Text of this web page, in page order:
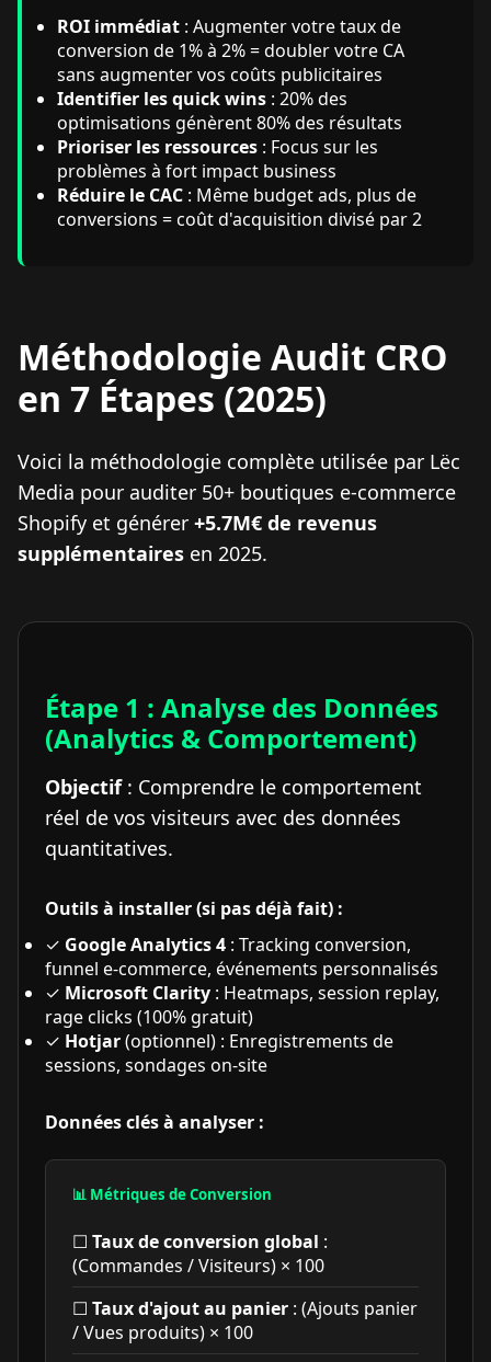
ROI immédiat : Augmenter votre taux de
conversion de 1% à 2% = doubler votre CA
sans augmenter vos coûts publicitaires
Identifier les quick wins : 20% des
optimisations génèrent 80% des résultats
Prioriser les ressources : Focus sur les
problèmes à fort impact business
Réduire le CAC : Même budget ads, plus de
conversions = coût d'acquisition divisé par 2
Méthodologie Audit CRO
en 7 Étapes (2025)
Voici la méthodologie complète utilisée par Lëc
Media pour auditer 50+ boutiques e-commerce
Shopify et générer +5.7M€ de revenus
supplémentaires en 2025.
Étape 1 : Analyse des Données
(Analytics & Comportement)
Objectif: Comprendre le comportement
réel de vos visiteurs avec des données
quantitatives.
Outils à installer (si pas déjà fait) :
✓ Google Analytics 4 : Tracking conversion,
funnel e-commerce, événements personnalisés
✓ Microsoft Clarity : Heatmaps, session replay,
rage clicks (100% gratuit)
✓ Hotjar(optionnel) : Enregistrements de
sessions, sondages on-site
Données clés à analyser :
📊 Métriques de Conversion
☐ Taux de conversion global :
(Commandes / Visiteurs) × 100
☐ Taux d'ajout au panier : (Ajouts panier
/ Vues produits) × 100